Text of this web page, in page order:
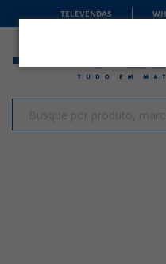
TELEVENDAS